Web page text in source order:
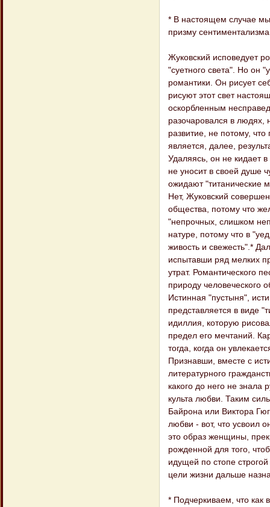
* В настоящем случае
призму
Жуковский исповедует
"суетного света". Но он
романтики. Он рисует
рисуют этот свет
оскорбленным
разочаровался в людях,
развитие, не потому,
является, далее,
Удаляясь, он не кидает
не уносит в своей душе
ожидают "титанические
Нет, Жуковский
общества, потому что
"непрочных, слишком
натуре, потому что в
живость и свежесть".*
испытавши ряд мелких
утрат. Романтического
природу человеческого
Истинная "пустыня",
представляется в виде
идиллия, которую
предел его мечтаний.
тогда, когда он
Признавши, вместе с
литературного
какого до него не знала
культа любви. Таким
Байрона или Виктора
любви - вот, что усвоил
это образ женщины,
рожденной для того,
идущей по стопе
цели жизни дальше
* Подчеркиваем, что